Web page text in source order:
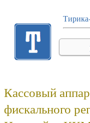
Кассовый
фискального